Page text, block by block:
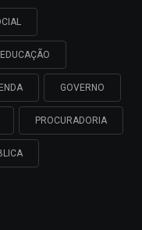
EDUCAÇÃO
GOVERNO
PROCURADORIA